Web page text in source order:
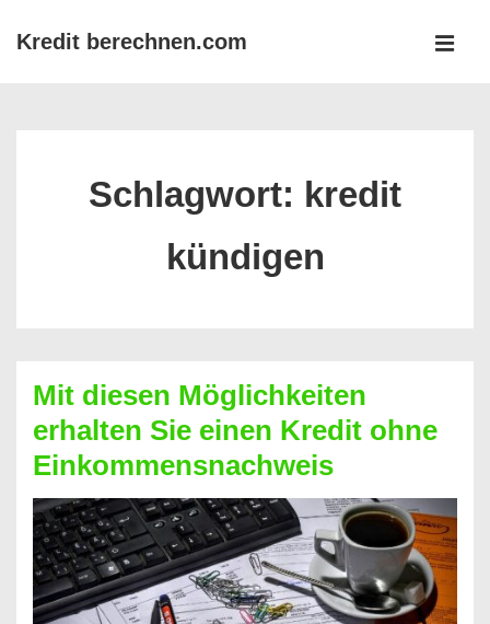
ZumKredit berechnen.com
Schlagwort: kredit
kündigen
Mit diesen Möglichkeiten
erhalten Sie einen Kredit ohne
Einkommensnachweis